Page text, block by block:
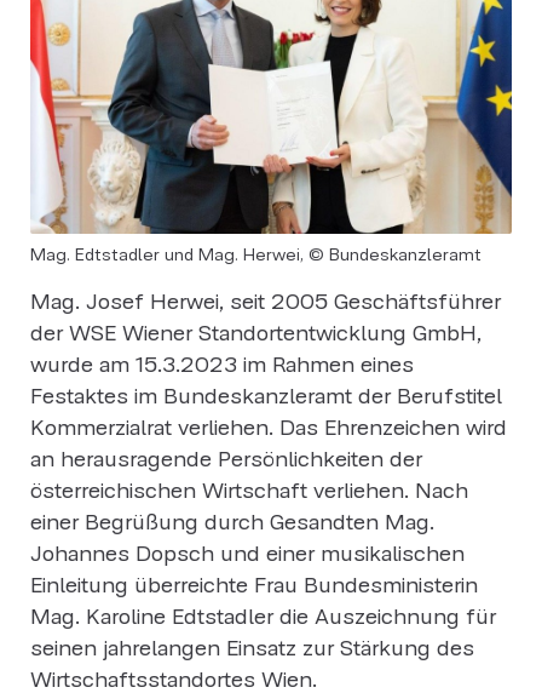
Mag. Edtstadler und Mag. Herwei, © Bundeskanzleramt
Mag. Josef Herwei, seit 2005 Geschäftsführer
der WSE Wiener Standortentwicklung GmbH,
wurde am 15.3.2023 im Rahmen eines
Festaktes im Bundeskanzleramt der Berufstitel
Kommerzialrat verliehen. Das Ehrenzeichen wird
an herausragende Persönlichkeiten der
österreichischen Wirtschaft verliehen. Nach
einer Begrüßung durch Gesandten Mag.
Johannes Dopsch und einer musikalischen
Einleitung überreichte Frau Bundesministerin
Mag. Karoline Edtstadler die Auszeichnung für
seinen jahrelangen Einsatz zur Stärkung des
Wirtschaftsstandortes Wien.